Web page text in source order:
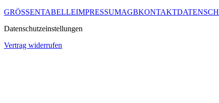
GRÖSSENTABELLEIMPRESSUMAGBKONTAKT
Datenschutzeinstellungen
Vertrag widerrufen